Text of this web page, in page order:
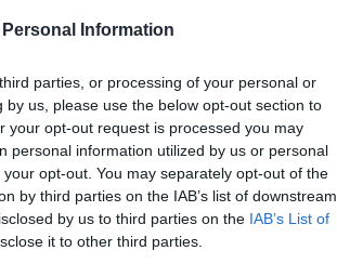
Information
parties, or processing of your personal or
us, please use the below opt-out section to
your opt-out request is processed you may
personal information utilized by us or personal
opt-out. You may separately opt-out of the
by third parties on the IAB’s list of downstream
by us to third parties on the IAB’s List of
it to other third parties.
bakpulver och smör.
ugn.